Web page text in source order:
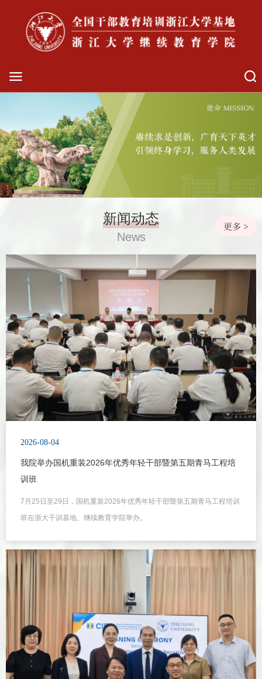
新闻动态
News
更多 >
2026-08-04
我院举办国机重装2026年优秀年轻干部暨第五期青马工程培
训班
7月25日至29日，国机重装2026年优秀年轻干部暨第五期青马工程培训
班在浙大干训基地、继续教育学院举办。